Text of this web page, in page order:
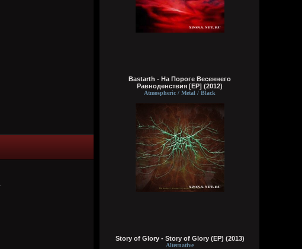
Wirtuozik
Вчера в 16:15:10
Не судите строго, люди,
Пожалей меня, родня,
Выпить грешного вина
Кукуня
Вчера в 16:15:01
За мои зелёные глаза
Bastarth - На Пороге Весеннего
Равноденствия [EP] (2012)
Atmospheric / Metal / Black
Story of Glory - Story of Glory (EP) (2013)
Alternative